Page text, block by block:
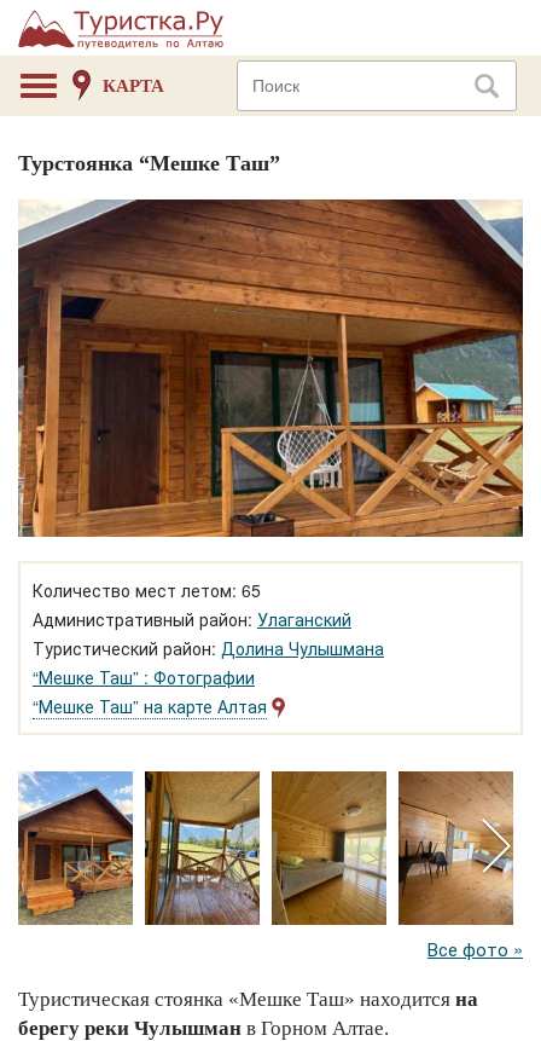
КАРТА
Турстоянка “Мешке Таш”
Количество мест летом: 65
Административный район: Улаганский
Туристический район: Долина Чулышмана
“Мешке Таш” : Фотографии
“Мешке Таш” на карте Алтая
Все фото »
Туристическая стоянка «Мешке Таш» находится на
берегу реки Чулышман в Горном Алтае.